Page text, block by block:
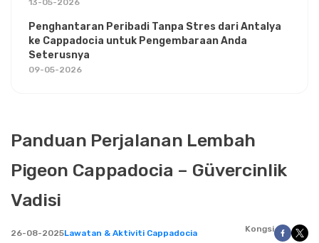
Panduan Perjalanan Lembah
Pigeon Cappadocia – Güvercinlik
Vadisi
26-08-2025Lawatan & Aktiviti Cappadocia Kongsi
Penghantaran Peribadi Tanpa Stres dari Antalya
ke Cappadocia untuk Pengembaraan Anda
Seterusnya
09-05-2026